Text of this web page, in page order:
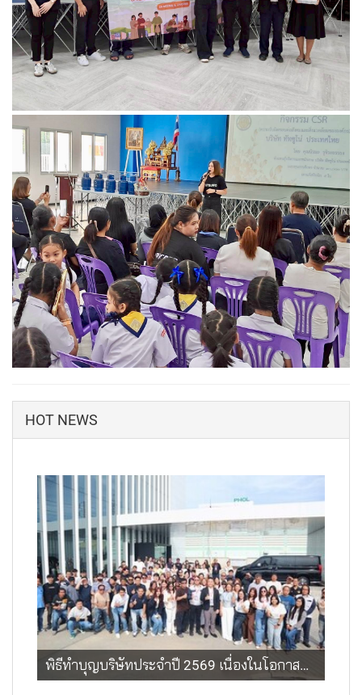
HOT NEWS
พิธีทำบุญบริษัทประจำปี 2569 เนื่องในโอกาสครบรอบ 37 ปี